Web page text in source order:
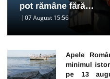
pot rămâne fără…
07 August 15:56
Apele
minimul
pe 13